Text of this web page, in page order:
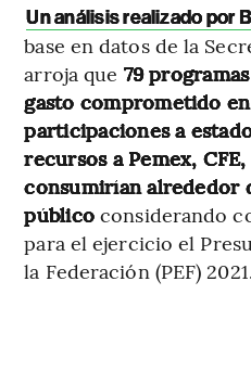
Un análisis realizado por
base en datos de la
arroja que 79
gasto comprometido
participaciones a
recursos a Pemex, CFE,
consumirían alrededor
público considerando
para el ejercicio el
la Federación (PEF)